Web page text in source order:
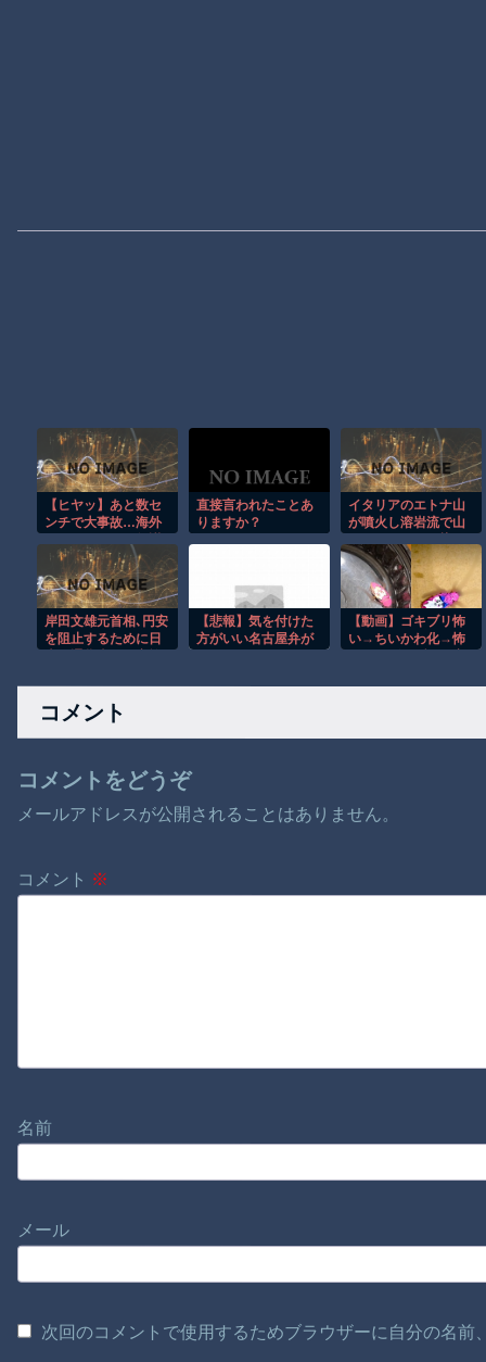
【ヒヤッ】あと数セ
ンチで大事故…海外
すぎる走りがレベチ
ｗ
直接言われたことあ
りますか？
イタリアのエトナ山
が噴火し溶岩流で山
る！！
岸田文雄元首相､円安
を阻止するために日
しのぎに過ぎない｣と
の認識を示す
【悲報】気を付けた
方がいい名古屋弁が
【動画】ゴキブリ怖
い→ちいかわ化→怖
コメント
コメントをどうぞ
メールアドレスが公開されることはありません。
コメント ※
名前
メール
次回のコメントで使用するためブラウザーに自分の名